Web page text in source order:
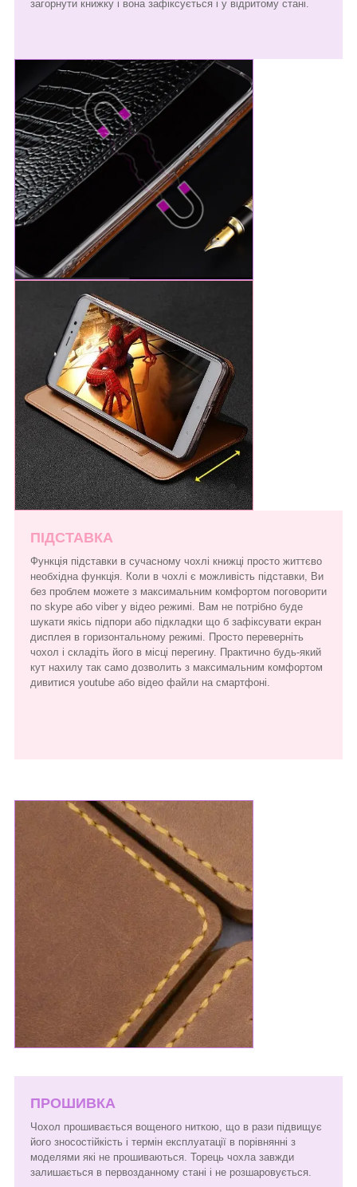
загорнути книжку і вона зафіксується і у відритому стані.
ПІДСТАВКА
Функція підставки в сучасному чохлі книжці просто життєво
необхідна функція. Коли в чохлі є можливість підставки, Ви
без проблем можете з максимальним комфортом поговорити
по skype або viber у відео режимі. Вам не потрібно буде
шукати якісь підпори або підкладки що б зафіксувати екран
дисплея в горизонтальному режимі. Просто переверніть
чохол і складіть його в місці перегину. Практично будь-який
кут нахилу так само дозволить з максимальним комфортом
дивитися youtube або відео файли на смартфоні.
ПРОШИВКА
Чохол прошивається вощеного ниткою, що в рази підвищує
його зносостійкість і термін експлуатації в порівнянні з
моделями які не прошиваються. Торець чохла завжди
залишається в первозданному стані і не розшаровується.